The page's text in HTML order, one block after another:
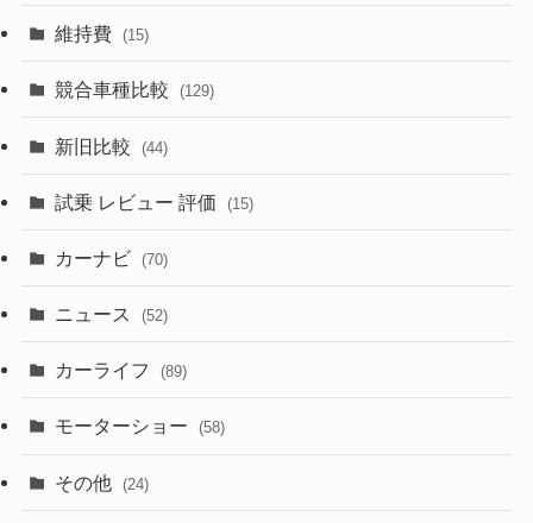
(357)
(328)
(253)
(85)
(84)
(50)
(43)
(6)
(9)
(58)
(28)
(27)
(26)
(3)
(3) (5)
(7)
維持費 (15)
競合車種比較 (129)
新旧比較 (44)
試乗 レビュー 評価 (15)
カーナビ (70)
ニュース (52)
カーライフ (89)
モーターショー (58)
その他 (24)